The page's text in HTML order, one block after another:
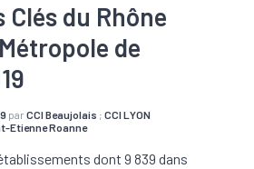
du Rhône
de
par CCI Beaujolais ; CCI LYON
Etienne Roanne
dont 9 839 dans